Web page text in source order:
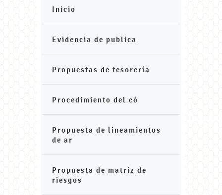
Inicio
Evidencia de publica
Propuestas de tesorería
Procedimiento del có
Propuesta de lineamientos
de ar
Propuesta de matriz de
riesgos